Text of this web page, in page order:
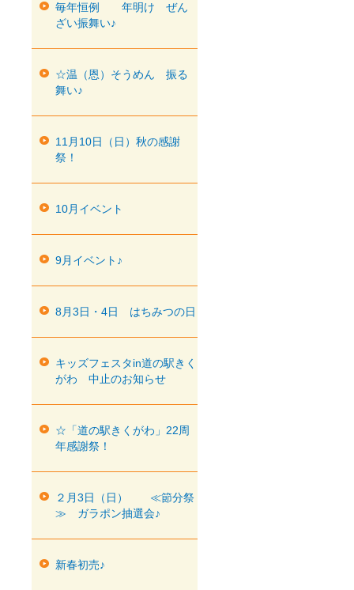
毎年恒例 年明け ぜん
ざい振舞い♪
☆温（恩）そうめん 振る
舞い♪
11月10日（日）秋の感謝
祭！
10月イベント
9月イベント♪
8月3日・4日 はちみつの日
キッズフェスタin道の駅きく
がわ 中止のお知らせ
☆「道の駅きくがわ」22周
年感謝祭！
２月3日（日） ≪節分祭
≫ ガラポン抽選会♪
新春初売♪